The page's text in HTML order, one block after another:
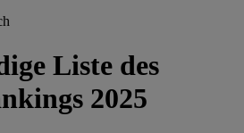
Liste des
2025